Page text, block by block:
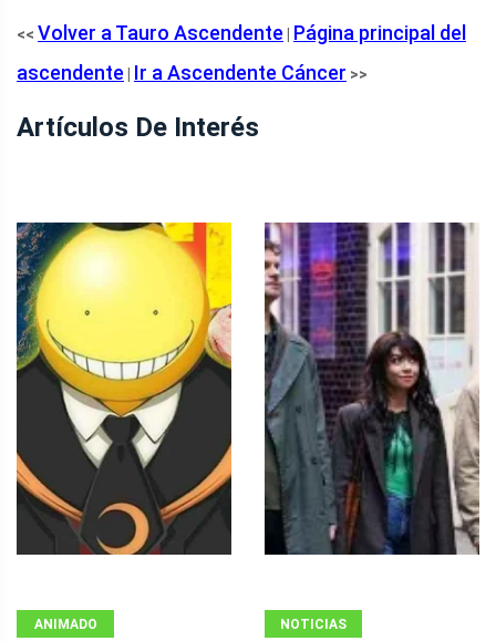
<< Volver a Tauro Ascendente Página principal del
ascendente Ir a Ascendente Cáncer >>
Artículos De Interés
ANIMADO NOTICIAS